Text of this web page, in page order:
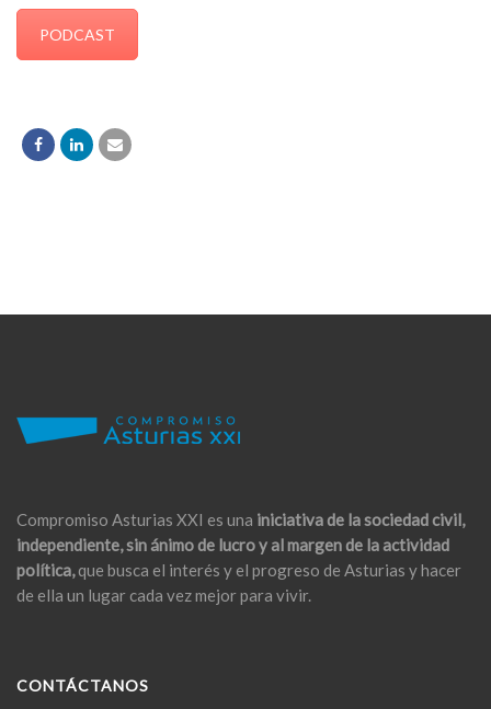
PODCAST
Compromiso Asturias XXI es una iniciativa de la sociedad civil,
independiente, sin ánimo de lucro y al margen de la actividad
política,que busca el interés y el progreso de Asturias y hacer
de ella un lugar cada vez mejor para vivir.
CONTÁCTANOS